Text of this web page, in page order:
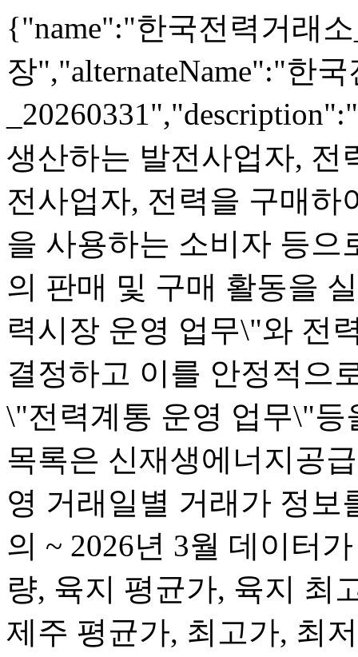
{"name":"한국전력거래
장","alternateName":"한
생산하는 발전사업자, 전
전사업자, 전력을 구매하
을 사용하는 소비자 등으
의 판매 및 구매 활동을
력시장 운영 업무\"와 전
결정하고 이를 안정적으
\"전력계통 운영 업무\"등
목록은 신재생에너지공
영 거래일별 거래가 정보
의 ~ 2026년 3월 데이터
량, 육지 평균가, 육지 최
제주 평균가, 최고가, 최